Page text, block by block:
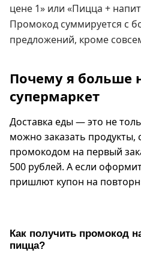
цене 1» или «Пицца +
Промокод суммируется с
предложений, кроме
Почему я больше
супермаркет
Доставка еды — это не
можно заказать продукты,
промокодом на первый
500 рублей. А если
пришлют купон на
Как получить промокод
пицца?